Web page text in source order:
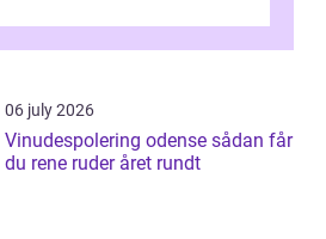
06 july 2026
Vinudespolering odense sådan får
du rene ruder året rundt